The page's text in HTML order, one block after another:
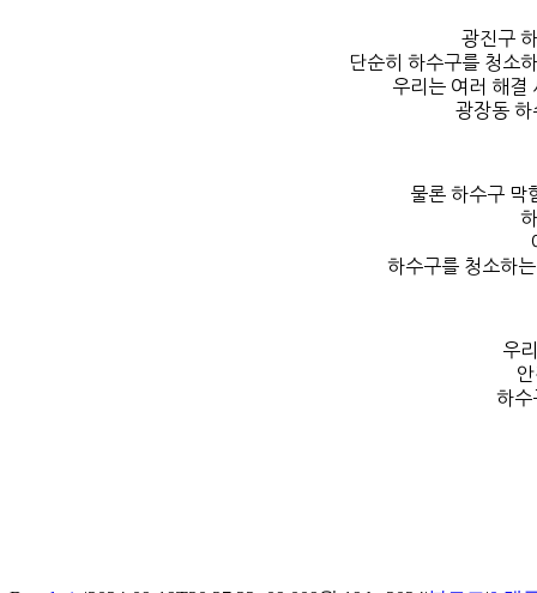
광진구
단순히 하수구를 청소
우리는 여러 해결
광장동 하
물론 하수구 막
하수구를 청소하
우
하수